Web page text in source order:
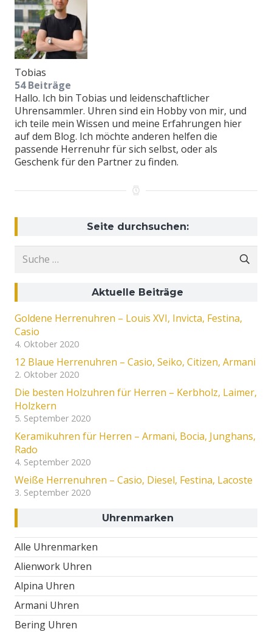
Tobias
54 Beiträge
Hallo. Ich bin Tobias und leidenschaftlicher
Uhrensammler. Uhren sind ein Hobby von mir, und
ich teile mein Wissen und meine Erfahrungen hier
auf dem Blog. Ich möchte anderen helfen die
passende Herrenuhr für sich selbst, oder als
Geschenk für den Partner zu finden.
Seite durchsuchen:
nach:
Aktuelle Beiträge
Goldene Herrenuhren – Louis XVI, Invicta, Festina,
Casio
4. Oktober 2020
12 Blaue Herrenuhren – Casio, Seiko, Citizen, Armani
2. Oktober 2020
Die besten Holzuhren für Herren – Kerbholz, Laimer,
Holzkern
5. September 2020
Keramikuhren für Herren – Armani, Bocia, Junghans,
Rado
4. September 2020
Weiße Herrenuhren – Casio, Diesel, Festina, Lacoste
3. September 2020
Uhrenmarken
Alle Uhrenmarken
Alienwork Uhren
Alpina Uhren
Armani Uhren
Bering Uhren